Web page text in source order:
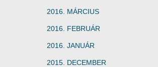
2016. MÁRCIUS
2016. FEBRUÁR
2016. JANUÁR
2015. DECEMBER